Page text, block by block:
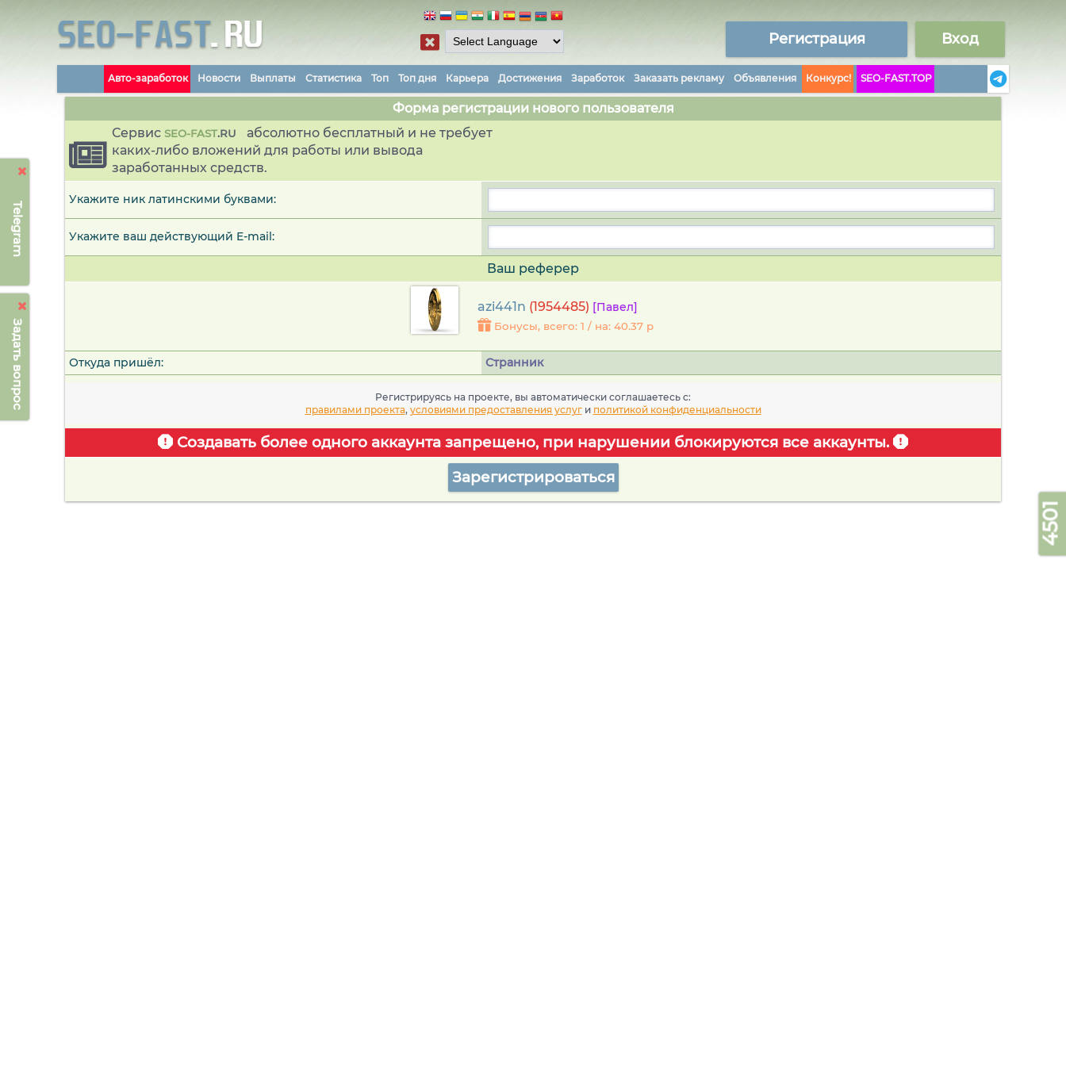
Telegram
Задать вопрос
Регистрация Вход
Авто-заработок Новости Выплаты Статистика Топ Топ дня Карьера Достижения Заработок Заказать рекламу Объявления Конкурс! SEO-FAST.TOP
Форма регистрации нового пользователя
Сервис SEO-FAST.RU
абсолютно бесплатный и не требует
каких-либо вложений для работы или вывода
заработанных средств.
Укажите ник латинскими буквами:
Укажите ваш действующий E-mail:
Ваш реферер
azi441n (1954485) [Павел]
Бонусы, всего: 1 / на: 40.37 р
Откуда пришёл: Странник
Регистрируясь на проекте, вы автоматически соглашаетесь c:
правилами проекта, условиями предоставления услуги политикой конфиденциальности
Создавать более одного аккаунта запрещено, при нарушении блокируются все аккаунты.
Зарегистрироваться
4501